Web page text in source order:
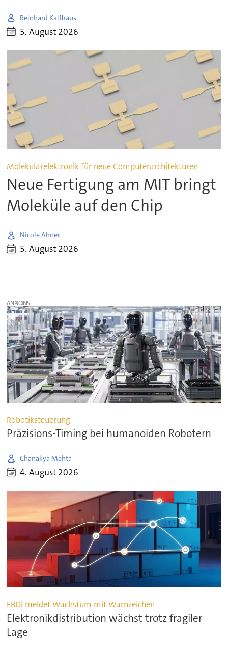
Reinhard Kalfhaus
5. August 2026
Molekularelektronik für neue Computerarchitekturen
Neue Fertigung am MIT bringt
Moleküle auf den Chip
Nicole Ahner
5. August 2026
ANZEIGE
Robotiksteuerung
Präzisions-Timing bei humanoiden Robotern
Chanakya Mehta
4. August 2026
FBDi meldet Wachstum mit Warnzeichen
Elektronikdistribution wächst trotz fragiler
Lage